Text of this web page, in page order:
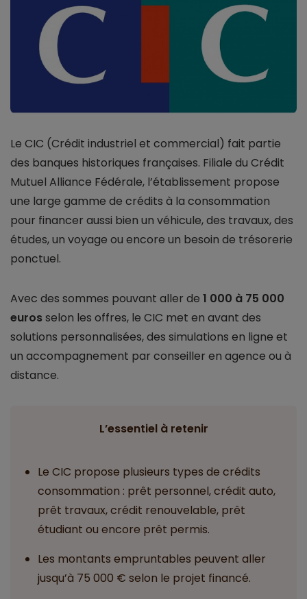
Le CIC (Crédit industriel et commercial) fait partie
des banques historiques françaises. Filiale du Crédit
Mutuel Alliance Fédérale, l’établissement propose
une large gamme de crédits à la consommation
pour financer aussi bien un véhicule, des travaux, des
études, un voyage ou encore un besoin de trésorerie
ponctuel.
Avec des sommes pouvant aller de 1 000 à 75 000
eurosselon les offres, le CIC met en avant des
solutions personnalisées, des simulations en ligne et
un accompagnement par conseiller en agence ou à
distance.
L’essentiel à retenir
Le CIC propose plusieurs types de crédits
consommation : prêt personnel, crédit auto,
prêt travaux, crédit renouvelable, prêt
étudiant ou encore prêt permis.
Les montants empruntables peuvent aller
jusqu’à 75 000 € selon le projet financé.